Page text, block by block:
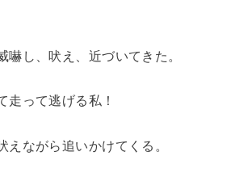
嚇し、吠え、近づいてきた。
走って逃げる私！
えながら追いかけてくる。